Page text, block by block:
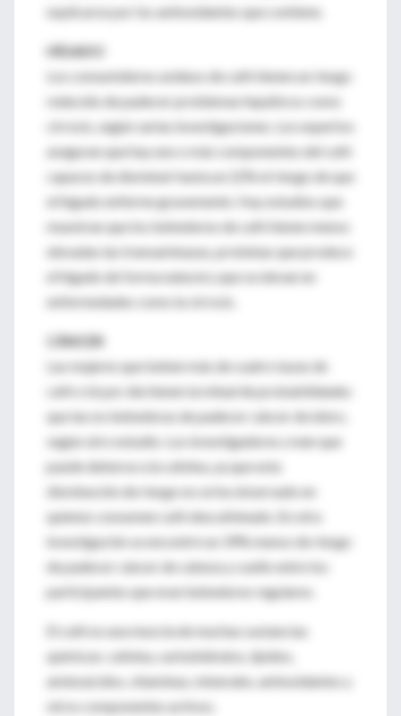
explicarse por los antioxidantes que contiene.
HÍGADO
Los consumidores asiduos de café tienen un riesgo
reducido de padecer problemas hepáticos como
cirrosis, según varias investigaciones. Los expertos
aseguran que hay uno o más componentes del café
capaces de disminuir hasta un 22% el riesgo de que
el hígado enferme gravemente. Hay estudios que
muestran que los bebedores de café tienen menos
elevadas las transaminasas, proteínas que produce
el hígado de forma natural y que se elevan en
enfermedades como la cirrosis.
CÁNCER
Las mujeres que beben más de cuatro tazas de
café o té por día tienen la mitad de probabilidades
que las no bebedoras de padecer cáncer de útero,
según otro estudio. Los investigadores creen que
puede deberse a la cafeína, ya que esta
disminución de riesgo no se ha observado en
quienes consumen café descafeinado. En otra
investigación se encontró un 39% menos de riesgo
de padecer cáncer de cabeza y cuello entre los
participantes que eran bebedores regulares.
El café es una mezcla de muchas sustancias
químicas: cafeína, carbohidratos, lípidos,
aminoácidos, vitaminas, minerales, antioxidantes y
otros componentes activos.